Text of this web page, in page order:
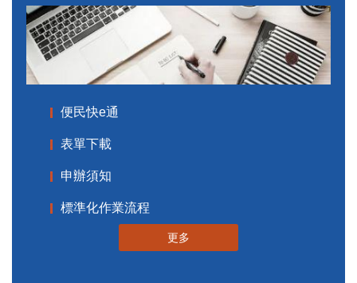
便民快e通
表單下載
申辦須知
標準化作業流程
更多